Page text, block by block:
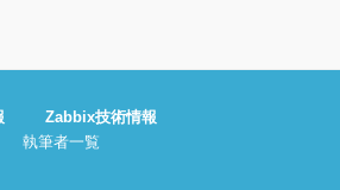
Zabbix技術情報
執筆者一覧